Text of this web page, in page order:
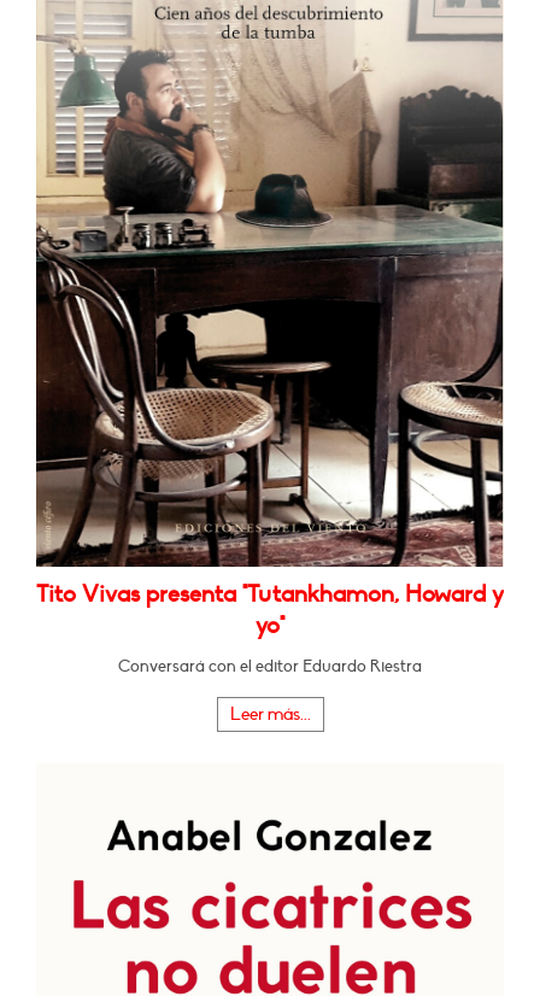
Tito Vivas presenta "Tutankhamon, Howard y
yo"
Conversará con el editor Eduardo Riestra
Leer más...